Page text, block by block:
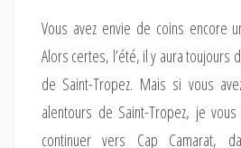
Vous avez envie de coins encore
Alors certes, l’été, il y aura toujours
de Saint-Tropez. Mais si vous
alentours de Saint-Tropez, je
continuer vers Cap Camarat,